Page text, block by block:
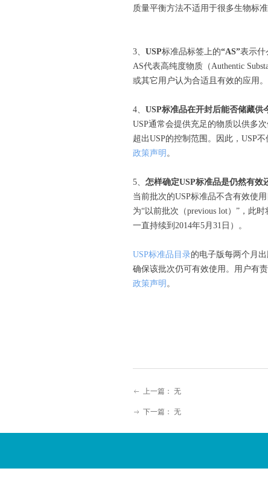
质量平衡方法不适用于很多生物标
3、 USP标准品标签上的“AS”表示什
AS代表高纯度物质（Authentic
或其它用户认为合适且有效的应用
4、 USP标准品在开封后能否储藏供
USP通常会提供充足的物质以供多
超出USP的控制范围。因此，USP
政策声明 。
5、 怎样确定USP标准品是仍然有效
当前批次的USP标准品不含有效使
为“以前批次（previous lot）”，此
一直持续到2014年5月31日）。
USP标准品目录的电子版每两个月
确保该批次仍可有效使用。用户有
政策声明 。
ꂃ 上一篇： 无
ꁹ 下一篇： 无